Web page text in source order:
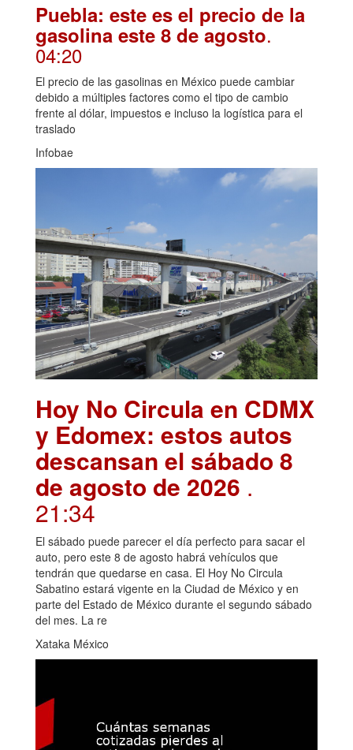
Puebla: este es el precio de la
gasolina este 8 de agosto.
04:20
El precio de las gasolinas en México puede cambiar
debido a múltiples factores como el tipo de cambio
frente al dólar, impuestos e incluso la logística para el
traslado
Infobae
Hoy No Circula en CDMX
y Edomex: estos autos
descansan el sábado 8
de agosto de 2026 .
21:34
El sábado puede parecer el día perfecto para sacar el
auto, pero este 8 de agosto habrá vehículos que
tendrán que quedarse en casa. El Hoy No Circula
Sabatino estará vigente en la Ciudad de México y en
parte del Estado de México durante el segundo sábado
del mes. La re
Xataka México